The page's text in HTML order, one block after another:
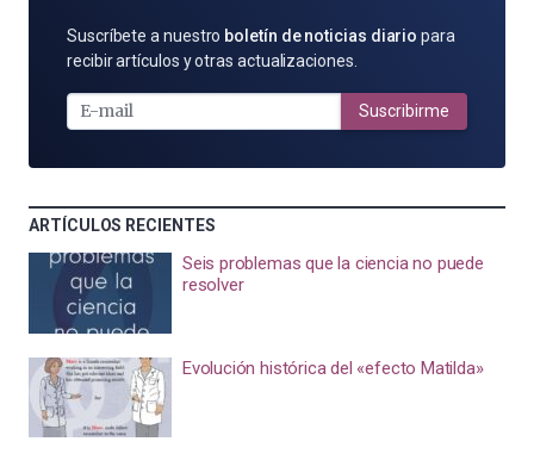
SUSCRÍBETE
POR
MAIL
Suscríbete a nuestro boletín de noticias diario para
recibir artículos y otras actualizaciones.
Suscribirme
ARTÍCULOS RECIENTES
Seis problemas que la ciencia no puede
resolver
Evolución histórica del «efecto Matilda»